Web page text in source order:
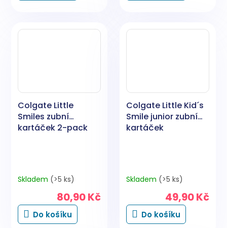
Colgate Little
Smiles zubní
kartáček 2-pack
Skladem (>5 ks)
80,90 Kč
Do košíku
Colgate Little Kid´s
Smile junior zubní
kartáček
Skladem (>5 ks)
49,90 Kč
Do košíku